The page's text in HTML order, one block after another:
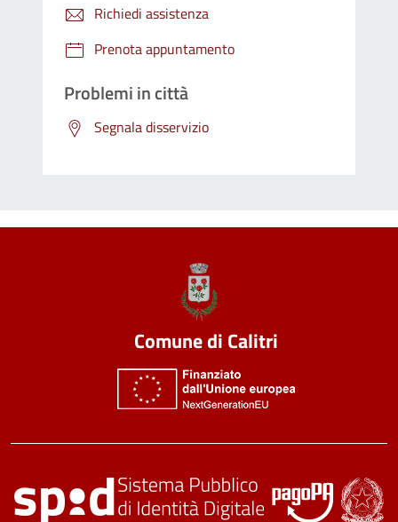
Richiedi assistenza
Prenota appuntamento
Problemi in città
Segnala disservizio
Comune di Calitri